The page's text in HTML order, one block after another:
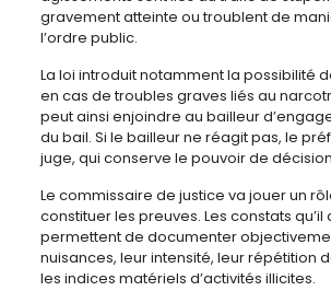
gravement atteinte ou troublent de
l’ordre public.
La loi introduit notamment la possibilité
en cas de troubles graves liés au
peut ainsi enjoindre au bailleur
du bail. Si le bailleur ne réagit pas, le
juge, qui conserve le pouvoir de
Le commissaire de justice va jouer un
constituer les preuves. Les constats qu’il
permettent de documenter
nuisances, leur intensité, leur répétition
les indices matériels d’activités illicites.